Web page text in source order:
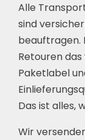
Alle
sind
beauftragen.
Retouren
Paketlabel
Das ist alles,
Wir